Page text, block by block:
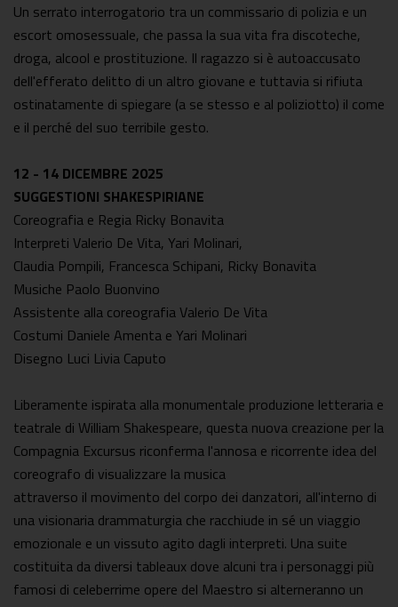
Un serrato interrogatorio tra un commissario di polizia e un
escort omosessuale, che passa la sua vita fra discoteche,
droga, alcool e prostituzione. Il ragazzo si è autoaccusato
dell'efferato delitto di un altro giovane e tuttavia si rifiuta
ostinatamente di spiegare (a se stesso e al poliziotto) il come
e il perché del suo terribile gesto.
12 - 14 DICEMBRE 2025
SUGGESTIONI SHAKESPIRIANE
Coreografia e Regia Ricky Bonavita
Interpreti Valerio De Vita, Yari Molinari,
Claudia Pompili, Francesca Schipani, Ricky Bonavita
Musiche Paolo Buonvino
Assistente alla coreografia Valerio De Vita
Costumi Daniele Amenta e Yari Molinari
Disegno Luci Livia Caputo
Liberamente ispirata alla monumentale produzione letteraria e
teatrale di William Shakespeare, questa nuova creazione per la
Compagnia Excursus riconferma l'annosa e ricorrente idea del
coreografo di visualizzare la musica
attraverso il movimento del corpo dei danzatori, all'interno di
una visionaria drammaturgia che racchiude in sé un viaggio
emozionale e un vissuto agito dagli interpreti. Una suite
costituita da diversi tableaux dove alcuni tra i personaggi più
famosi di celeberrime opere del Maestro si alterneranno un